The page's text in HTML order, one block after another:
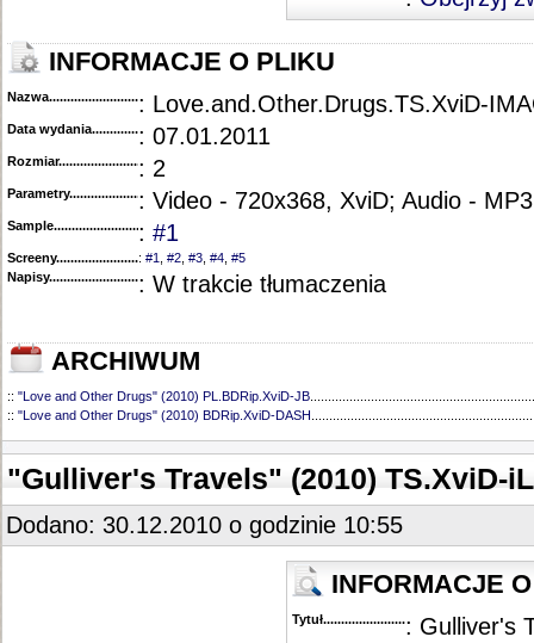
INFORMACJE O PLIKU
Nazwa.............................................: Love.and.Other.Drugs.TS.XviD-
Data wydania......................................
: 07.01.2011
Rozmiar...........................................
: 2
Parametry.........................................: Video - 720x368, XviD; Audio -
Sample............................................
: #1
Screeny...........................................
: #1 #2 #3 #4 #5
Napisy............................................: W trakcie tłumaczenia
ARCHIWUM
:: "Love and Other Drugs" (2010) PL.BDRip.XviD-JB
:: "Love and Other Drugs" (2010) BDRip.XviD-DASH
"Gulliver's Travels" (2010) TS.XviD-
Dodano: 30.12.2010 o godzinie 10:55
INFORMACJE
Tytuł............................................
: Gulliver's